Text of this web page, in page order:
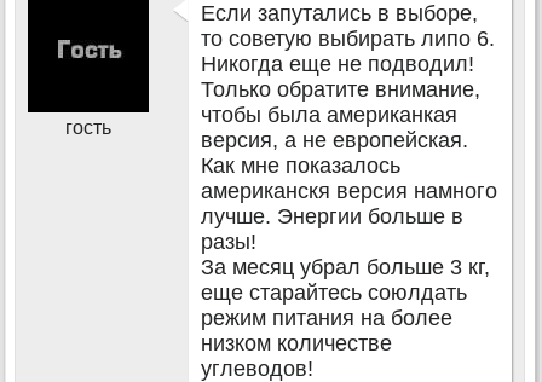
гость
Если запутались в выборе,
то советую выбирать липо 6.
Никогда еще не подводил!
Только обратите внимание,
чтобы была американкая
версия, а не европейская.
Как мне показалось
американскя версия намного
лучше. Энергии больше в
разы!
За месяц убрал больше 3 кг,
еще старайтесь союлдать
режим питания на более
низком количестве
углеводов!